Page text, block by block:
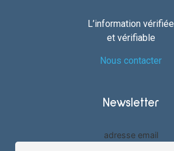
L’information vérifiée
et vérifiable
Nous contacter
Newsletter
adresse email